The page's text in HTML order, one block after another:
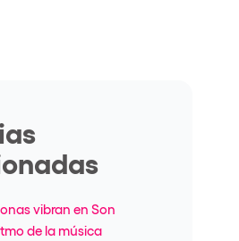
vibran en Son
de la música